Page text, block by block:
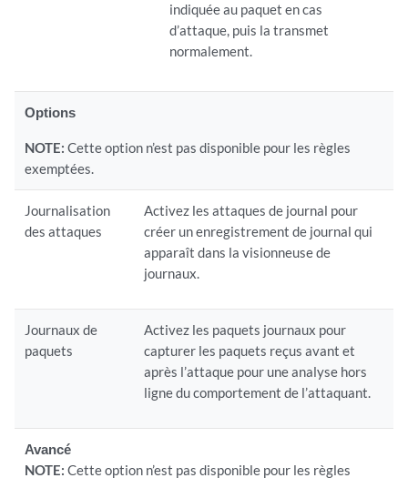
indiquée au paquet en cas
d’attaque, puis la transmet
normalement.
Options
NOTE: Cette option n’est pas disponible pour les règles
exemptées.
Journalisation
des attaques
Activez les attaques de journal pour
créer un enregistrement de journal qui
apparaît dans la visionneuse de
journaux.
Journaux de
paquets
Activez les paquets journaux pour
capturer les paquets reçus avant et
après l’attaque pour une analyse hors
ligne du comportement de l’attaquant.
Avancé
NOTE: Cette option n’est pas disponible pour les règles